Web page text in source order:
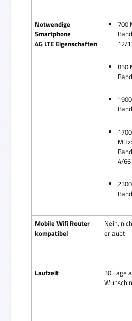
Notwendige
Smartphone
4G LTE Eigenschaften
700
12/
850
MHz:
4/66
Mobile Wifi Router
kompatibel
Nein,
erlaubt
Laufzeit
30 Tage
Wunsch